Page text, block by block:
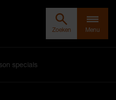
Zoeken Menu
specials